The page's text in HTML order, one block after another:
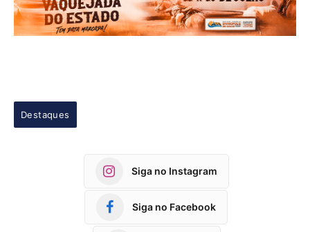
Destaques
Siga no Instagram
Siga no Facebook